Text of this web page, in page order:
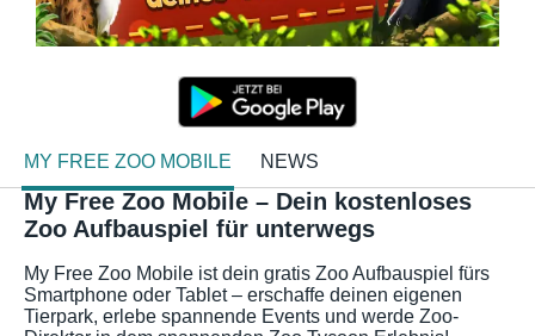
MY FREE ZOO MOBILE NEWS
My Free Zoo Mobile – Dein kostenloses
Zoo Aufbauspiel für unterwegs
My Free Zoo Mobile ist dein gratis Zoo Aufbauspiel fürs
Smartphone oder Tablet – erschaffe deinen eigenen
Tierpark, erlebe spannende Events und werde Zoo-